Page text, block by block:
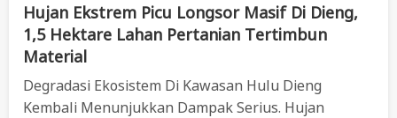
Hujan Ekstrem Picu Longsor Masif Di Dieng,
1,5 Hektare Lahan Pertanian Tertimbun
Material
Degradasi Ekosistem Di Kawasan Hulu Dieng
Kembali Menunjukkan Dampak Serius. Hujan